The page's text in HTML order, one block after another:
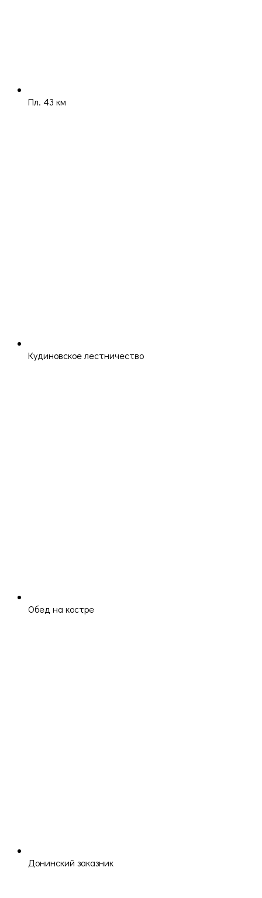
Пл. 43 км
Кудиновское лестничество
Обед на костре
Донинский заказник